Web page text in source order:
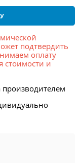
подтвердить
оплату
стоимости и